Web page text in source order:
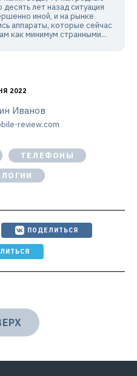
десять лет назад ситуация
иной, и на рынке
аппараты, которые сейчас
как минимум странными...
2022
Иванов
review.com
ТЕЛЕФОНЫ
ПОДЕЛИТЬСЯ